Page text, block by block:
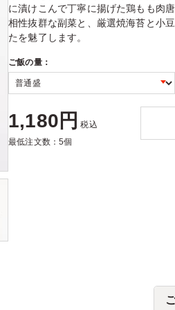
に漬けこんで丁寧に揚げた鶏もも肉
相性抜群な副菜と、厳選焼海苔と小
たを魅了します。
ご飯の量：
1,180円 税込
最低注文数：5個